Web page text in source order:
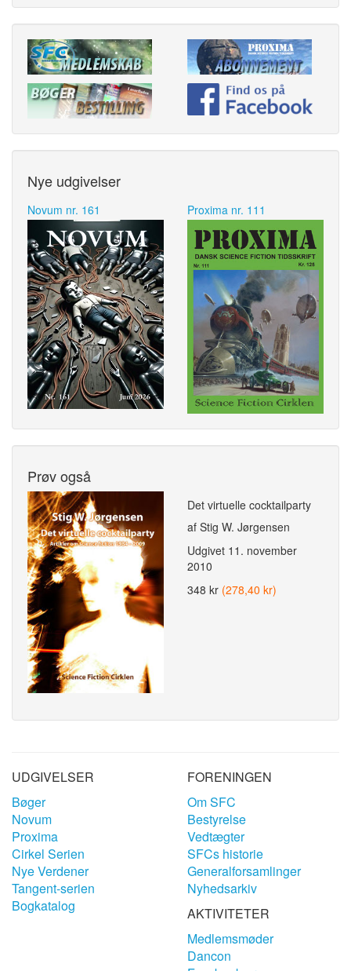
Nye udgivelser
Novum nr. 161 Proxima nr. 111
Prøv også
Det virtuelle cocktailparty
af Stig W. Jørgensen
Udgivet 11. november
2010
348 kr (278,40 kr)
UDGIVELSER
Bøger
Novum
Proxima
Cirkel Serien
Nye Verdener
Tangent-serien
Bogkatalog
FORENINGEN
Om SFC
Bestyrelse
Vedtægter
SFCs historie
Generalforsamlinger
Nyhedsarkiv
AKTIVITETER
Medlemsmøder
Dancon